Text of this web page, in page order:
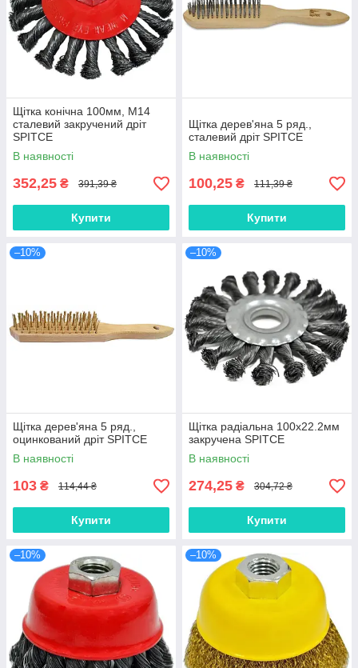
Щітка конічна 100мм, М14
сталевий закручений дріт
SPITCE
В наявності
352,25 ₴ 391,39 ₴
Купити
Щітка дерев'яна 5 ряд.,
сталевий дріт SPITCE
В наявності
100,25 ₴ 111,39 ₴
Купити
–10%
Щітка дерев'яна 5 ряд.,
оцинкований дріт SPITCE
В наявності
103 ₴ 114,44 ₴
Купити
–10%
Щітка радіальна 100х22.2мм
закручена SPITCE
В наявності
274,25 ₴ 304,72 ₴
Купити
–10% –10%